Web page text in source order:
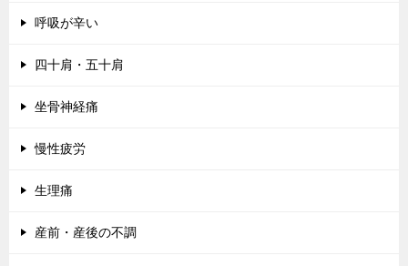
呼吸が辛い
四十肩・五十肩
坐骨神経痛
慢性疲労
生理痛
産前・産後の不調